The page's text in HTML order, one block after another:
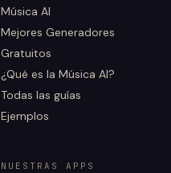
Música AI
Mejores Generadores
Gratuitos
¿Qué es la Música AI?
Todas las guías
Ejemplos
NUESTRAS APPS